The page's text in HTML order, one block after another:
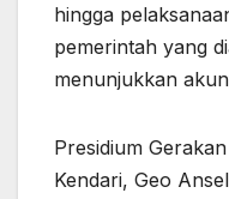
hingga
pemerintah yang
menunjukkan
Presidium
Kendari, Geo